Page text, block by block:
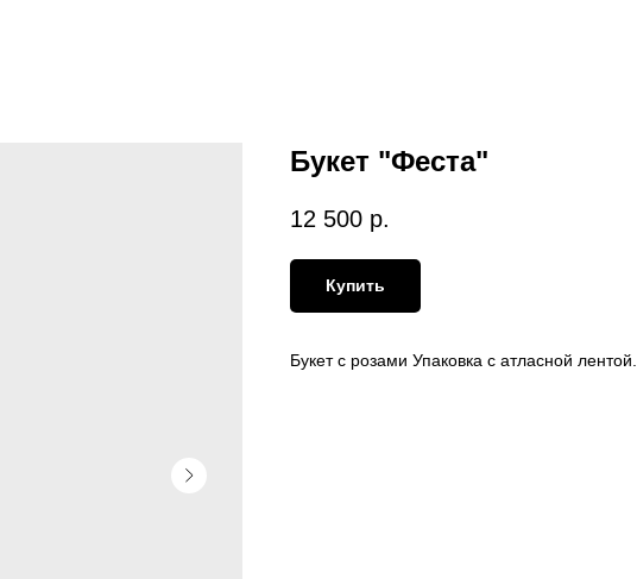
Букет "Феста"
12 500 р.
Купить
Букет с розами Упаковка с атласной лентой.